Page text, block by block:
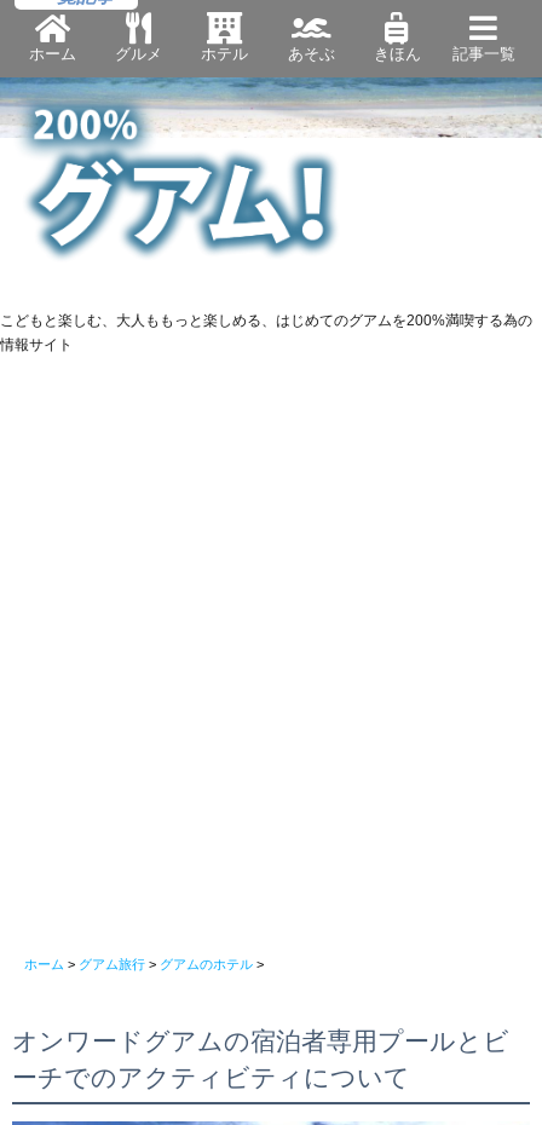
ホーム グルメ ホテル あそぶ きほん 記事一覧
こどもと楽しむ、大人ももっと楽しめる、はじめてのグアムを200%満喫する為の
情報サイト
ホーム > グアム旅行 > グアムのホテル >
オンワードグアムの宿泊者専用プールとビ
ーチでのアクティビティについて